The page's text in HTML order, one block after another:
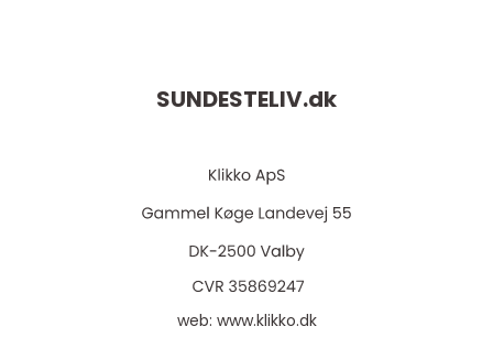
SUNDESTELIV.dk
web: www.klikko.dk